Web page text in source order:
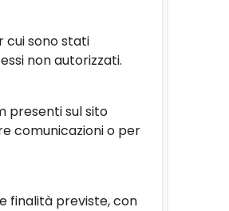
cui sono stati
non autorizzati.
presenti sul sito
comunicazioni o per
finalità previste, con